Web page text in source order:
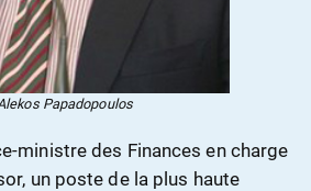
Papadopoulos
ministre des Finances en charge
un poste de la plus haute